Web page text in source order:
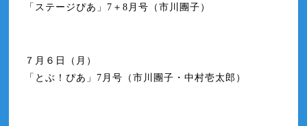
「ステージぴあ」7＋8月号（市川團子）
７月６日（月）
「とぶ！ぴあ」7月号（市川團子・中村壱太郎）